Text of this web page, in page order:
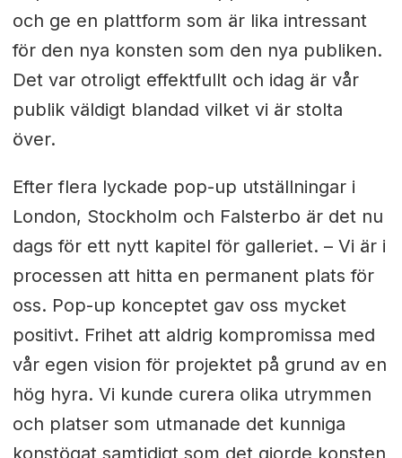
och ge en plattform som är lika intressant
för den nya konsten som den nya publiken.
Det var otroligt effektfullt och idag är vår
publik väldigt blandad vilket vi är stolta
över.
Efter flera lyckade pop-up utställningar i
London, Stockholm och Falsterbo är det nu
dags för ett nytt kapitel för galleriet. – Vi är i
processen att hitta en permanent plats för
oss. Pop-up konceptet gav oss mycket
positivt. Frihet att aldrig kompromissa med
vår egen vision för projektet på grund av en
hög hyra. Vi kunde curera olika utrymmen
och platser som utmanade det kunniga
konstögat samtidigt som det gjorde konsten